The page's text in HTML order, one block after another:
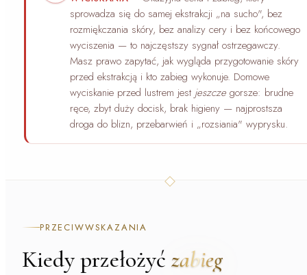
sprowadza się do samej ekstrakcji „na sucho", bez
rozmiękczania skóry, bez analizy cery i bez końcowego
wyciszenia — to najczęstszy sygnał ostrzegawczy.
Masz prawo zapytać, jak wygląda przygotowanie skóry
przed ekstrakcją i kto zabieg wykonuje. Domowe
wyciskanie przed lustrem jest jeszczegorsze: brudne
ręce, zbyt duży docisk, brak higieny — najprostsza
droga do blizn, przebarwień i „rozsiania" wyprysku.
PRZECIWWSKAZANIA
Kiedy przełożyć zabieg